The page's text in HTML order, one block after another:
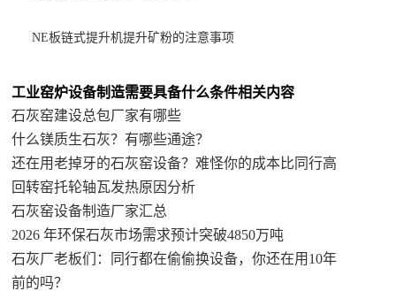
NE板链式提升机提升矿粉的注意事项
工业窑炉设备制造需要具备什么条件相关内容
石灰窑建设总包厂家有哪些
什么镁质生石灰？有哪些通途？
还在用老掉牙的石灰窑设备？难怪你的成本比同行高
回转窑托轮轴瓦发热原因分析
石灰窑设备制造厂家汇总
2026 年环保石灰市场需求预计突破4850万吨
石灰厂老板们：同行都在偷偷换设备，你还在用10年
前的吗？